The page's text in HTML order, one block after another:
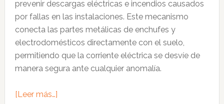
prevenir descargas eléctricas e incendios causados
por fallas en las instalaciones. Este mecanismo
conecta las partes metálicas de enchufes y
electrodomésticos directamente con el suelo,
permitiendo que la corriente eléctrica se desvíe de
manera segura ante cualquier anomalía.
[Leer más…]acerca